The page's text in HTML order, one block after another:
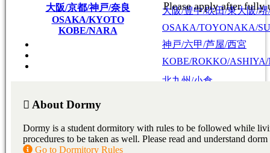
大阪/京都/神戸/奈良
OSAKA/KYOTO
KOBE/NARA
大阪/豊中/吹田/東大阪/
OSAKA/TOYONAKA/
神戸/六甲/芦屋/西宮
KOBE/ROKKO/
福岡/熊本/鹿児島/沖縄
KAGOSHIMA/OKINAWA
北九州/小倉
FUKUOKA/HAKATA/